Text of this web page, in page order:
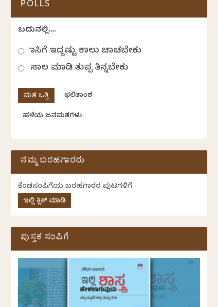
POLLS
ಬದುಕಿನಲ್ಲಿ....
ಹಾಸಿಗೆ ಇದ್ದಷ್ಟು ಕಾಲು ಚಾಚಬೇಕು
ಸಾಲ ಮಾಡಿ ತುಪ್ಪ ತಿನ್ನಬೇಕು
ಫಲಿತಾಂಶ
ಹಳೆಯ ಜನಮತಗಳು
ನಮ್ಮ ಬರಹಗಾರರು
ಕೆಂಡಸಂಪಿಗೆಯ ಬರಹಗಾರರ ಪುಟಗಳಿಗೆ
ಇಲ್ಲಿ ಕ್ಲಿಕ್ ಮಾಡಿ
ಪುಸ್ತಕ ಸಂಪಿಗೆ